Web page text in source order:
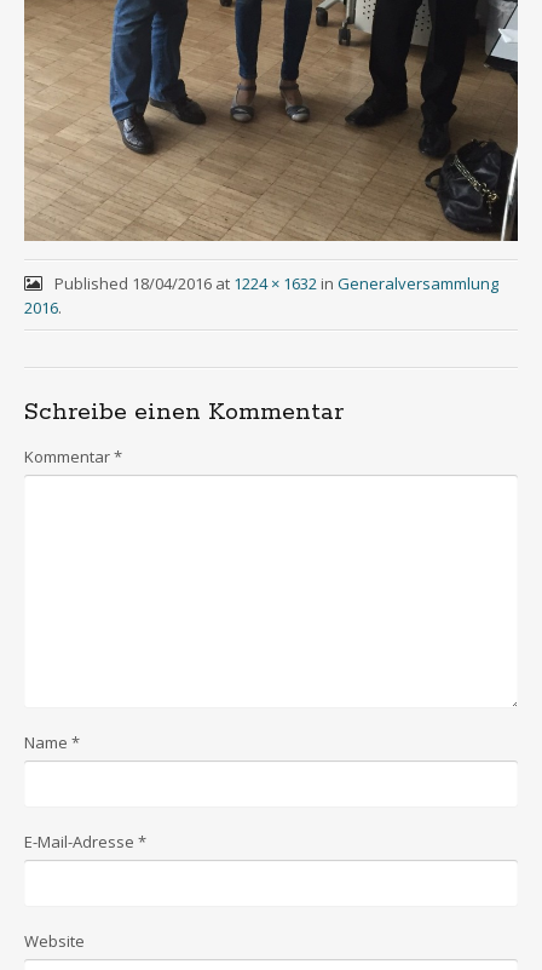
Published 18/04/2016at 1224 × 1632in Generalversammlung
2016.
Schreibe einen Kommentar
Kommentar*
Name *
E-Mail-Adresse *
Website